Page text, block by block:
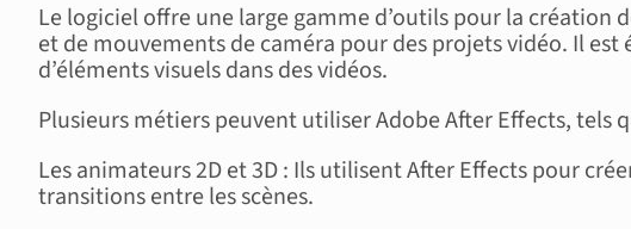
Le logiciel offre une large gamme d’outils pour la création
et de mouvements de caméra pour des projets vidéo. Il
d’éléments visuels dans des vidéos.
Plusieurs métiers peuvent utiliser Adobe After Effects, tels
Les animateurs 2D et 3D : Ils utilisent After Effects pour
transitions entre les scènes.